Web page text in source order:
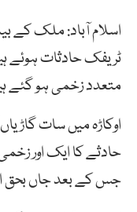
اسلام آباد: ملک
ٹریفک حادثات ہوئے
متعدد زخمی ہو گئے
اوکاڑہ میں سات
حادثے کا ایک اور
جس کے بعد جاں بحق